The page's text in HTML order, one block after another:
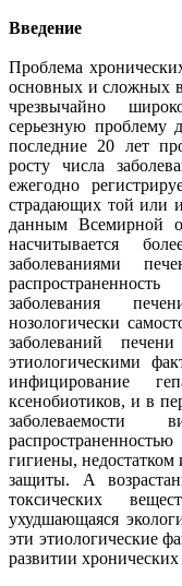
Введение
Проблема
основных и сложных в
чрезвычайно
серьезную проблему
последние 20 лет
росту числа
ежегодно
страдающих той или
данным Всемирной
насчитывается
заболеваниями
заболевания
нозологически
заболеваний
этиологическими
инфицирование
ксенобиотиков, и в
заболеваемости
гигиены,
защиты. А
токсических
ухудшающаяся
эти этиологические
развитии